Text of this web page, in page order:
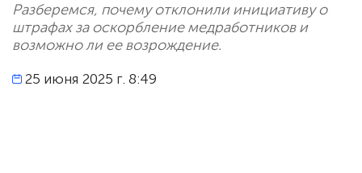
Разберемся, почему отклонили инициативу о
штрафах за оскорбление медработников и
возможно ли ее возрождение.
25 июня 2025 г. 8:49